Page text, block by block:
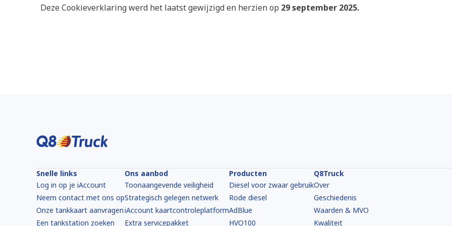
Deze Cookieverklaring werd het laatst gewijzigd en herzien op 29 september 2025.
Snelle links
Log in op je iAccount
Neem contact met ons op
Onze tankkaart aanvragen
Een tankstation zoeken
Ons aanbod
Toonaangevende veiligheid
Strategisch gelegen netwerk
iAccount kaartcontroleplatform
Extra servicepakket
Producten
Diesel voor zwaar gebruik
Rode diesel
AdBlue
HVO100
Q8Truck
Over
Geschiedenis
Waarden & MVO
Kwaliteit